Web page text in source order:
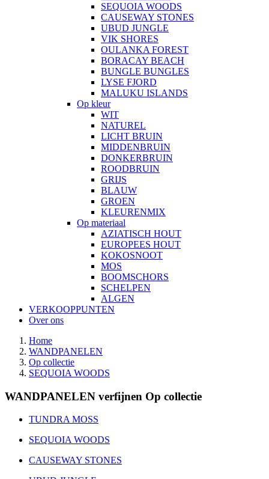
SEQUOIA WOODS
CAUSEWAY STONES
UBUD JUNGLE
VIK SHORES
OULANKA FOREST
BORACAY BEACH
BUNGLE BUNGLES
LYSE FJORD
MALUKU ISLANDS
Op kleur
WIT
NATUREL
LICHT BRUIN
MIDDENBRUIN
DONKERBRUIN
ROODBRUIN
GRIJS
BLAUW
GROEN
KLEURENMIX
Op materiaal
AZIATISCH HOUT
EUROPEES HOUT
KOKOSNOOT
MOS
BOOMSCHORS
SCHELPEN
ALGEN
VERKOOPPUNTEN
Over ons
Home
WANDPANELEN
Op collectie
SEQUOIA WOODS
WANDPANELEN verfijnen Op collectie
TUNDRA MOSS
SEQUOIA WOODS
CAUSEWAY STONES